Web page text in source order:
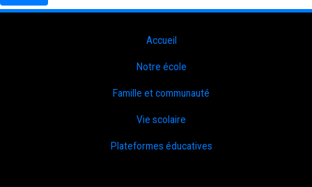
Accueil
Notre école
Famille et communauté
Vie scolaire
Plateformes éducatives